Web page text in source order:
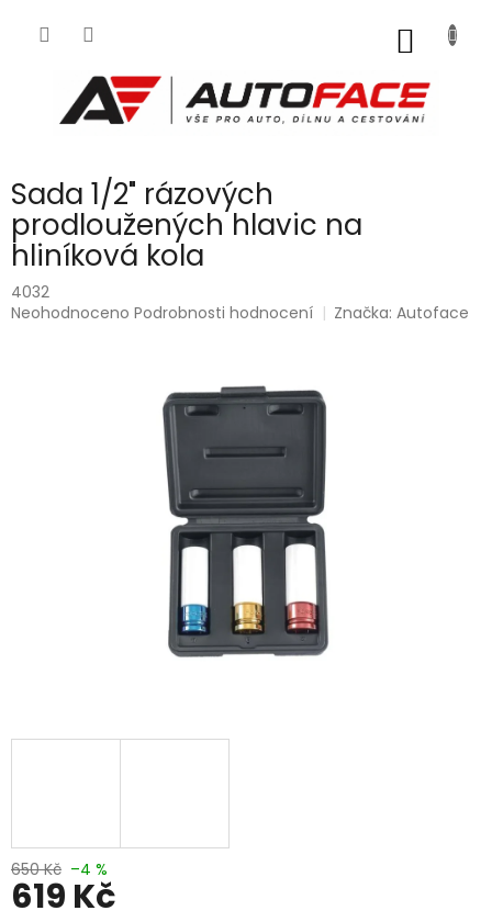
Sada 1/2" rázových
prodloužených hlavic na
hliníková kola
4032
Průměrné
Neohodnoceno Podrobnosti hodnocení Značka:Autoface
650 Kč –4 %
619 Kč